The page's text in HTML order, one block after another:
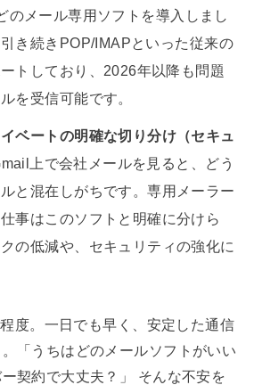
のメール専用ソフトを導入しまし
き続きPOP/IMAPといった従来の
トしており、2026年以降も問題
を受信可能です。
ベートの明確な切り分け（セキュ
上で会社メールを見ると、どう
と混在しがちです。専用メーラー
事はこのソフトと明確に分けら
の低減や、セキュリティの強化に
度。一日でも早く、安定した通信
「うちはどのメールソフトがいい
契約で大丈夫？」 そんな不安を